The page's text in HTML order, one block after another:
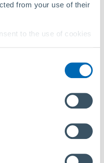
from your use of their
to the use of cookies
link in